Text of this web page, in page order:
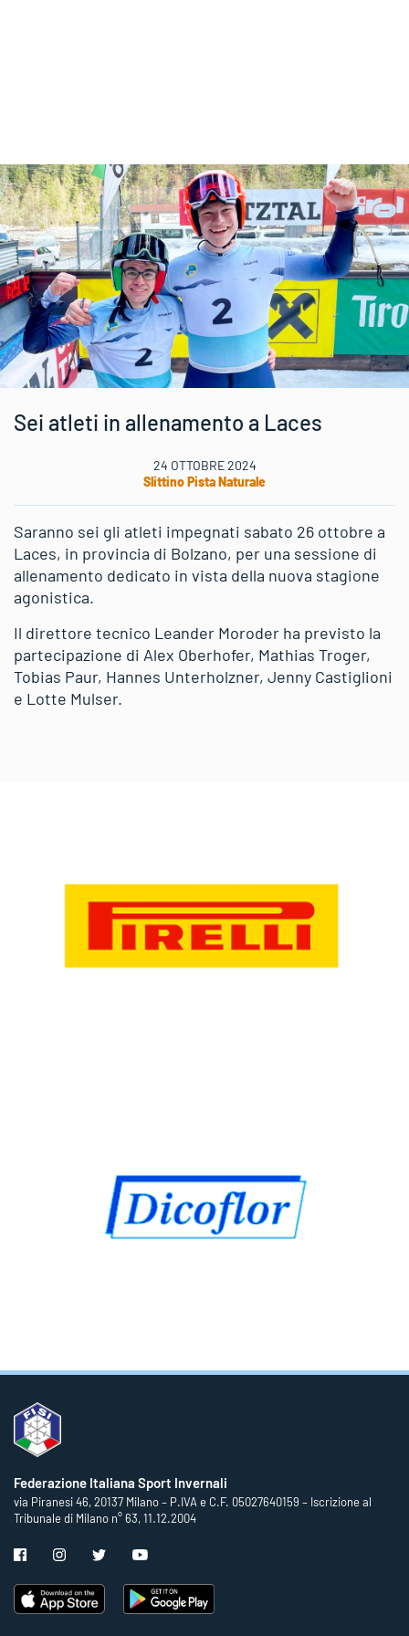
Sei atleti in allenamento a Laces
24 OTTOBRE 2024
Slittino Pista Naturale
Saranno sei gli atleti impegnati sabato 26 ottobre a
Laces, in provincia di Bolzano, per una sessione di
allenamento dedicato in vista della nuova stagione
agonistica.
Il direttore tecnico Leander Moroder ha previsto la
partecipazione di Alex Oberhofer, Mathias Troger,
Tobias Paur, Hannes Unterholzner, Jenny Castiglioni
e Lotte Mulser.
Federazione Italiana Sport Invernali
via Piranesi 46, 20137 Milano – P.IVA e C.F. 05027640159 – Iscrizione al
Tribunale di Milano n° 63, 11.12.2004